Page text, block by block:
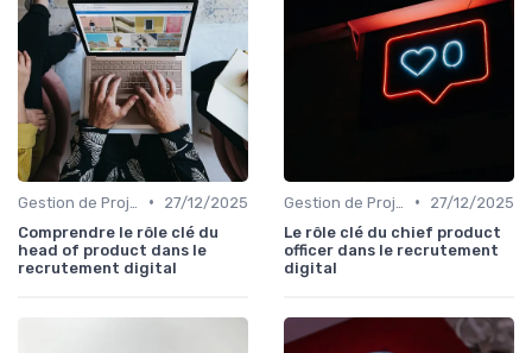
•
27/12/2025
Comprendre le rôle clé du
head of product dans le
recrutement digital
•
27/12/2025
Le rôle clé du chief product
officer dans le recrutement
digital